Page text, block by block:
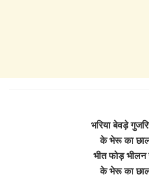
भरिया बेवड़े
के भेरू का
भीत फोड़ भीलन
के भेरू का